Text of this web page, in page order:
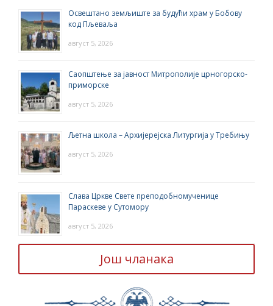
Освештано земљиште за будући храм у Бобову
код Пљеваља
август 5, 2026
Саопштење за јавност Митрополије црногорско-
приморске
август 5, 2026
Љетна школа – Архијерејска Литургија у Требињу
август 5, 2026
Слава Цркве Свете преподобномученице
Параскеве у Сутомору
август 5, 2026
Још чланака